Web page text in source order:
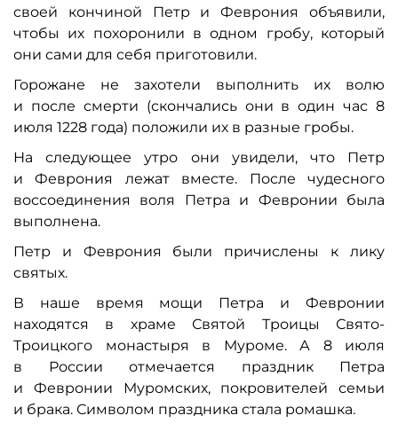
своей кончиной Петр и Феврония объявили,
чтобы их похоронили в одном гробу, который
они сами для себя приготовили.
Горожане не захотели выполнить их волю
и после смерти (скончались они в один час 8
июля 1228 года) положили их в разные гробы.
На следующее утро они увидели, что Петр
и Феврония лежат вместе. После чудесного
воссоединения воля Петра и Февронии была
выполнена.
Петр и Феврония были причислены к лику
святых.
В наше время мощи Петра и Февронии
находятся в храме Святой Троицы Свято-
Троицкого монастыря в Муроме. А 8 июля
в России отмечается праздник Петра
и Февронии Муромских, покровителей семьи
и брака. Символом праздника стала ромашка.